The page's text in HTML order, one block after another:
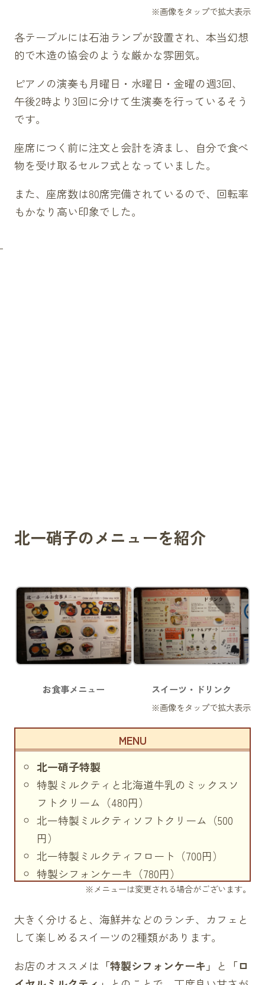
各テーブルには石油ランプが設置され、本当幻想
的で木造の協会のような厳かな雰囲気。
ピアノの演奏も月曜日・水曜日・金曜の週3回、
午後2時より3回に分けて生演奏を行っているそう
です。
座席につく前に注文と会計を済まし、自分で食べ
物を受け取るセルフ式となっていました。
また、座席数は80席完備されているので、回転率
もかなり高い印象でした。
北一硝子のメニューを紹介
お食事メニュー スイーツ・ドリンク
北一硝子特製
特製ミルクティと北海道牛乳のミックスソ
フトクリーム（480円）
北一特製ミルクティソフトクリーム（500
円）
北一特製ミルクティフロート（700円）
特製シフォンケーキ（780円）
ワインプリン（410円）
お食事
海鮮丼（1780円）
ミニ丼三点セット（1580円）
小樽箱膳（1680円）
※メニューは変更される場合がございます。
大きく分けると、海鮮丼などのランチ、カフェと
して楽しめるスイーツの2種類があります。
お店のオススメは 「特製シフォンケーキ」 と 「ロ